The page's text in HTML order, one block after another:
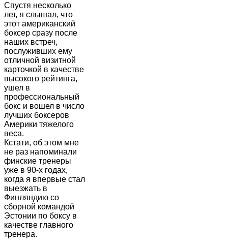
Спустя несколько
лет, я слышал, что
этот американский
боксер сразу после
наших встреч,
послуживших ему
отличной визитной
карточкой в качестве
высокого рейтинга,
ушел в
профессиональный
бокс и вошел в число
лучших боксеров
Америки тяжелого
веса.
Кстати, об этом мне
не раз напоминали
финские тренеры
уже в 90-х годах,
когда я впервые стал
выезжать в
Финляндию со
сборной командой
Эстонии по боксу в
качестве главного
тренера.